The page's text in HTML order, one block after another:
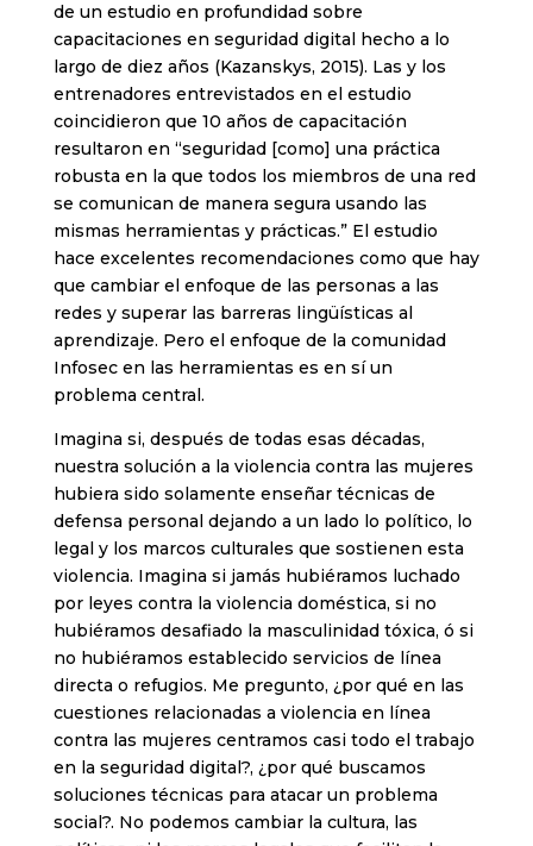
de un estudio en profundidad sobre
capacitaciones en seguridad digital hecho a lo
largo de diez años (Kazanskys, 2015). Las y los
entrenadores entrevistados en el estudio
coincidieron que 10 años de capacitación
resultaron en “seguridad [como] una práctica
robusta en la que todos los miembros de una red
se comunican de manera segura usando las
mismas herramientas y prácticas.” El estudio
hace excelentes recomendaciones como que hay
que cambiar el enfoque de las personas a las
redes y superar las barreras lingüísticas al
aprendizaje. Pero el enfoque de la comunidad
Infosec en las herramientas es en sí un
problema central.
Imagina si, después de todas esas décadas,
nuestra solución a la violencia contra las mujeres
hubiera sido solamente enseñar técnicas de
defensa personal dejando a un lado lo político, lo
legal y los marcos culturales que sostienen esta
violencia. Imagina si jamás hubiéramos luchado
por leyes contra la violencia doméstica, si no
hubiéramos desafiado la masculinidad tóxica, ó si
no hubiéramos establecido servicios de línea
directa o refugios. Me pregunto, ¿por qué en las
cuestiones relacionadas a violencia en línea
contra las mujeres centramos casi todo el trabajo
en la seguridad digital?, ¿por qué buscamos
soluciones técnicas para atacar un problema
social?. No podemos cambiar la cultura, las